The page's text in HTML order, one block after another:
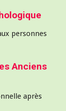
personnes
Anciens
après